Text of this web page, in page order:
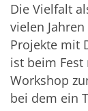
Die Vielfalt
vielen
Projekte mit
ist beim
Workshop
bei dem ein